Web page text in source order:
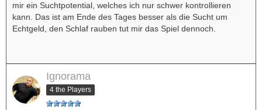
mir ein Suchtpotential, welches ich nur schwer kontrollieren
kann. Das ist am Ende des Tages besser als die Sucht um
Echtgeld, den Schlaf rauben tut mir das Spiel dennoch.
Ignorama
4 the Players